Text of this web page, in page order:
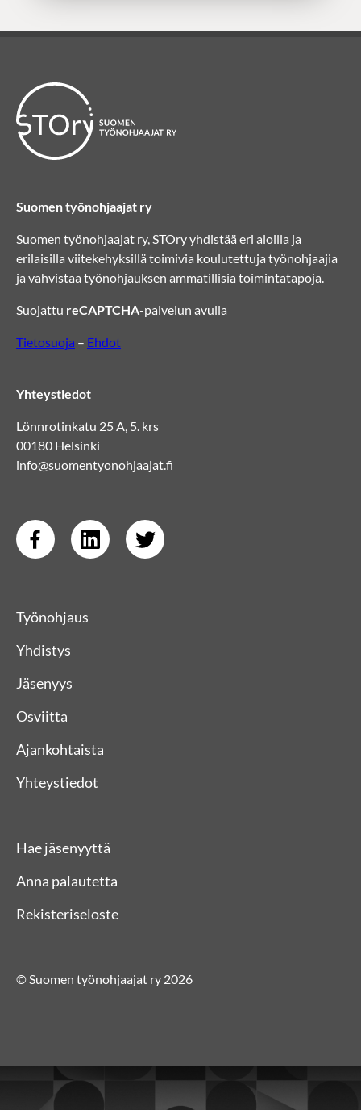
Suomen työnohjaajat ry
Suomen työnohjaajat ry, STOry yhdistää eri aloilla ja
erilaisilla viitekehyksillä toimivia koulutettuja työnohjaajia
ja vahvistaa työnohjauksen ammatillisia toimintatapoja.
Suojattu reCAPTCHA-palvelun avulla
Tietosuoja – Ehdot
Yhteystiedot
Lönnrotinkatu 25 A, 5. krs
00180 Helsinki
info@suomentyonohjaajat.fi
Työnohjaus
Yhdistys
Jäsenyys
Osviitta
Ajankohtaista
Yhteystiedot
Hae jäsenyyttä
Anna palautetta
Rekisteriseloste
© Suomen työnohjaajat ry 2026